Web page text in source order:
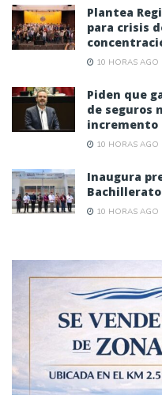
Plantea
para crisis
10 HORAS AGO
Piden que
de seguros
incremento
10 HORAS AGO
Inaugura
Bachillerato
10 HORAS AGO